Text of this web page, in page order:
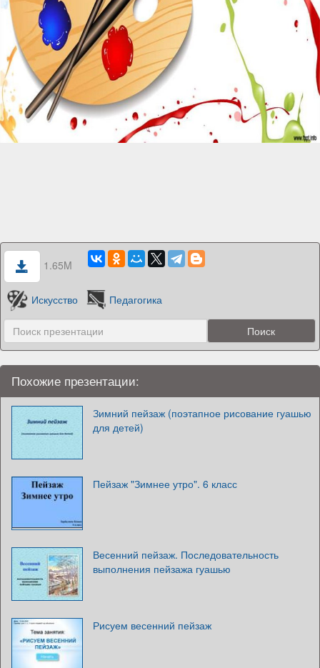
1.65M
Искусство Педагогика
Похожие презентации:
Зимний пейзаж (поэтапное рисование гуашью
для детей)
Пейзаж "Зимнее утро". 6 класс
Весенний пейзаж. Последовательность
выполнения пейзажа гуашью
Рисуем весенний пейзаж